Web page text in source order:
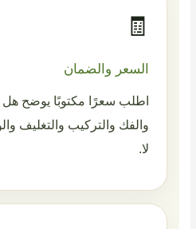
🧾
السعر والضمان
اطلب سعرًا مكتوبًا يوضح
والفك والتركيب والتغليف
لا.